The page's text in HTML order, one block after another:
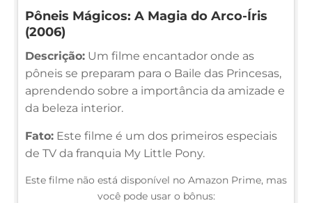
Pôneis Mágicos: A Magia do Arco-Íris
(2006)
Descrição: Um filme encantador onde as
pôneis se preparam para o Baile das Princesas,
aprendendo sobre a importância da amizade e
da beleza interior.
Fato: Este filme é um dos primeiros especiais
de TV da franquia My Little Pony.
Este filme não está disponível no Amazon Prime, mas
você pode usar o bônus: